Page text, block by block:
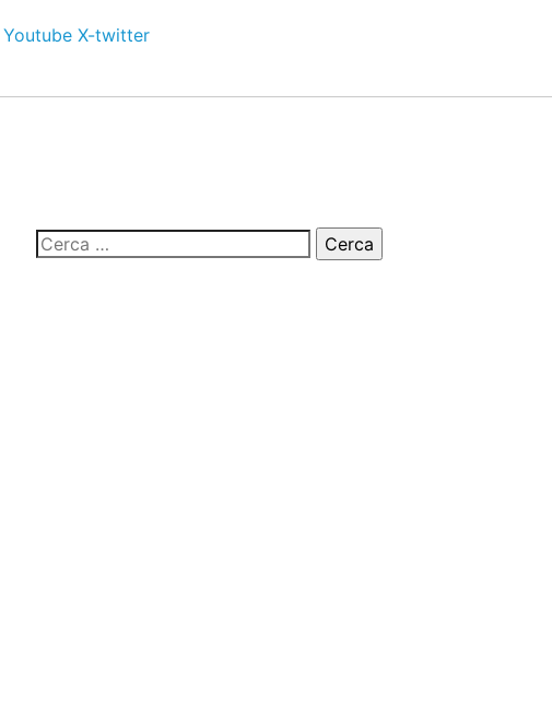
Youtube X-twitter